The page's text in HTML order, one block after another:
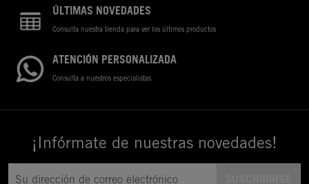
ÚLTIMAS NOVEDADES
Consulta nuestra tienda para ver los últimos productos
ATENCIÓN PERSONALIZADA
Consulta a nuestros especialistas
¡Infórmate de nuestras novedades!